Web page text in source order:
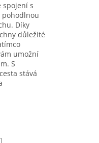
spojení s
pohodlnou
Díky
důležité
umožní
S
stává